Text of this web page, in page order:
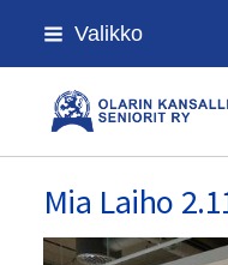
Siirry
sivun
Valikko
Mia Laiho